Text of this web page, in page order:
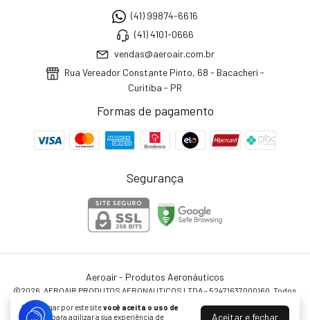
Ao navegar por este sitevocê aceita o uso de
cookies
para agilizar a sua experiência de Aceitar e fechar
(41) 99874-6616
(41) 4101-0666
vendas@aeroair.com.br
Rua Vereador Constante Pinto, 68 - Bacacheri -
Curitiba - PR
Formas de pagamento
Segurança
Aeroair - Produtos Aeronáuticos
©2026. AEROAIR PRODUTOS AERONAUTICOS LTDA - 52471637000160. Todos